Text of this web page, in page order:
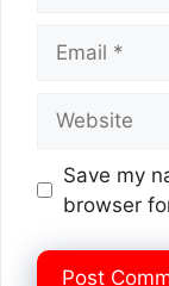
Save my
browser